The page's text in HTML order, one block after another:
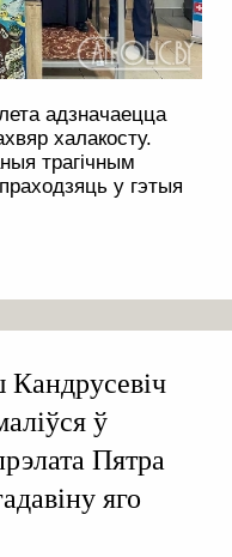
адзначаецца
халакосту.
трагічным
у гэтыя
ў
Пятра
яго